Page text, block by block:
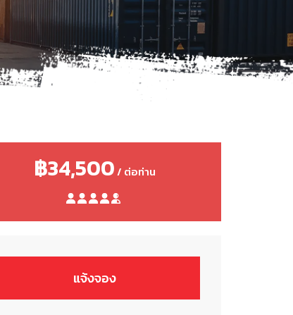
฿34,500/ ต่อท่าน
แจ้งจอง